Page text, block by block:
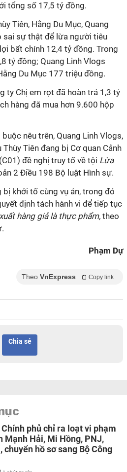
tổng số 17,5 tỷ đồng.
Tiên, Hằng Du Mục, Quang
sai sự thật để lừa người tiêu
bất chính 12,4 tỷ đồng. Trong
tỷ đồng; Quang Linh Vlogs
Du Mục 177 triệu đồng.
ty Chị em rọt đã hoàn trả 1,3 tỷ
hàng đã mua hơn 9.600 hộp
nêu trên, Quang Linh Vlogs,
Tiên đang bị Cơ quan Cảnh
đề nghị truy tố về tội Lừa
2 Điều 198 Bộ luật Hình sự.
khởi tố cùng vụ án, trong đó
định tách hành vi để tiếp tục
hàng giả là thực phẩm, theo
Phạm Dự
Theo VnExpress Copy link
Chia sẻ
phủ chỉ ra loạt vi phạm
Mạnh Hải, Mi Hồng, PNJ,
chuyển hồ sơ sang Bộ Công